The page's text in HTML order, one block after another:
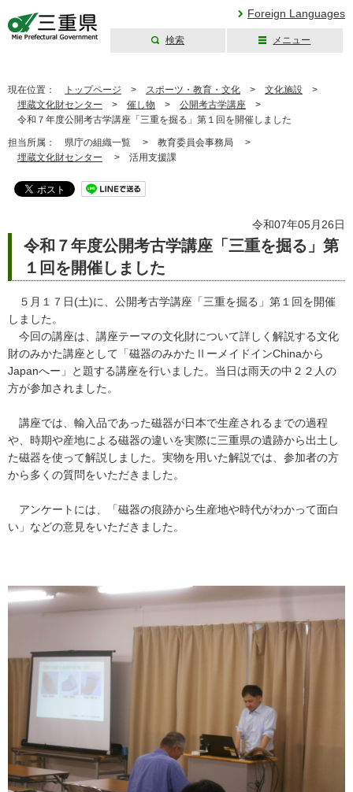
Foreign Languages
検索 メニュー
現在位置： トップページ > スポーツ・教育・文化 > 文化施設 >
埋蔵文化財センター > 催し物 > 公開考古学講座 >
令和７年度公開考古学講座「三重を掘る」第１回を開催しました
担当所属： 県庁の組織一覧 > 教育委員会事務局 >
埋蔵文化財センター > 活用支援課
令和07年05月26日
令和７年度公開考古学講座「三重を掘る」第
１回を開催しました
５月１７日(土)に、公開考古学講座「三重を掘る」第１回を開催
しました。
今回の講座は、講座テーマの文化財について詳しく解説する文化
財のみかた講座として「磁器のみかたⅡーメイドインChinaから
Japanへー」と題する講座を行いました。当日は雨天の中２２人の
方が参加されました。
講座では、輸入品であった磁器が日本で生産されるまでの過程
や、時期や産地による磁器の違いを実際に三重県の遺跡から出土し
た磁器を使って解説しました。実物を用いた解説では、参加者の方
から多くの質問をいただきました。
アンケートには、「磁器の痕跡から生産地や時代がわかって面白
い」などの意見をいただきました。